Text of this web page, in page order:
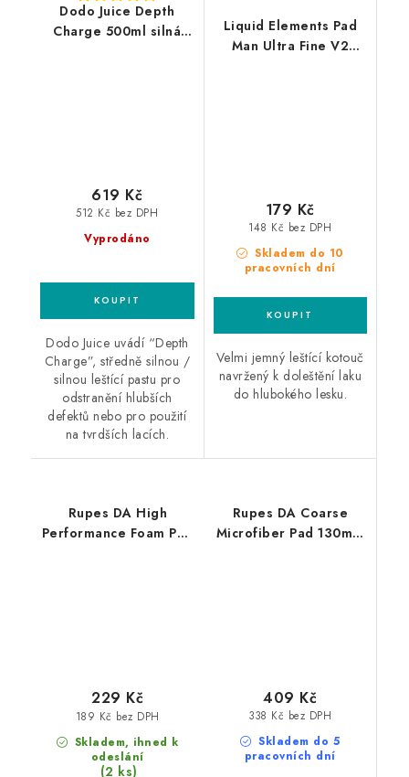
Dodo Juice Depth
Charge 500ml silná
Vyprodáno
512 Kč bez DPH
619 Kč
Dodo Juice uvádí “Depth
Charge”, středně silnou /
silnou leštící pastu pro
odstranění hlubších
defektů nebo pro použití
na tvrdších lacích.
Liquid Elements Pad
Man Ultra Fine V2
Skladem do 10
pracovních dní
148 Kč bez DPH
179 Kč
Velmi jemný leštící kotouč
navržený k doleštění laku
do hlubokého lesku.
Rupes DA High
Performance Foam Pad
Skladem, ihned k
odeslání
(2 ks)
189 Kč bez DPH
229 Kč
Rupes DA Coarse
Microfiber Pad 130mm
Skladem do 5
pracovních dní
338 Kč bez DPH
409 Kč